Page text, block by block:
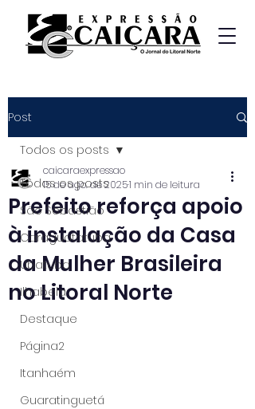
Post
Todos os posts
São Sebastião
Caraguatatuba
Ubatuba
Ilhabela
Destaque
Página2
Itanhaém
Guaratinguetá
Todos os posts
Prefeito reforça apoio
à instalação da Casa
da Mulher Brasileira
no Litoral Norte
caicaraexpressao
15 de ago. de 20251 min de leitura